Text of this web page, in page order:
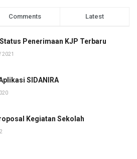
Comments Latest
Penerimaan KJP Terbaru
2021
SIDANIRA
Kegiatan Sekolah